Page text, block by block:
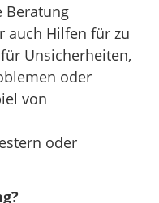
Beratung
auch Hilfen für zu
Unsicherheiten,
oder
von
oder